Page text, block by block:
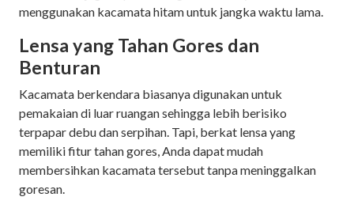
menggunakan kacamata hitam untuk jangka waktu lama.
Lensa yang Tahan Gores dan
Benturan
Kacamata berkendara biasanya digunakan untuk
pemakaian di luar ruangan sehingga lebih berisiko
terpapar debu dan serpihan. Tapi, berkat lensa yang
memiliki fitur tahan gores, Anda dapat mudah
membersihkan kacamata tersebut tanpa meninggalkan
goresan.